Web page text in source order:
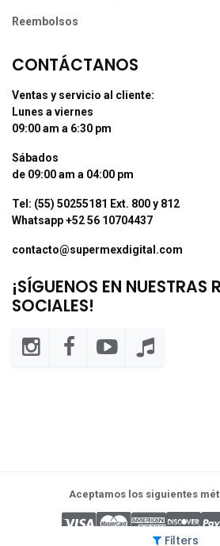
Filters
Reembolsos
CONTÁCTANOS
Ventas y servicio al cliente:
Lunes a viernes
09:00 am a 6:30 pm
Sábados
de 09:00 am a 04:00 pm
Tel: (55) 50255181 Ext. 800 y 812
Whatsapp +52 56 10704437
contacto@supermexdigital.com
¡SÍGUENOS EN NUESTRAS
SOCIALES!
Aceptamos los siguientes